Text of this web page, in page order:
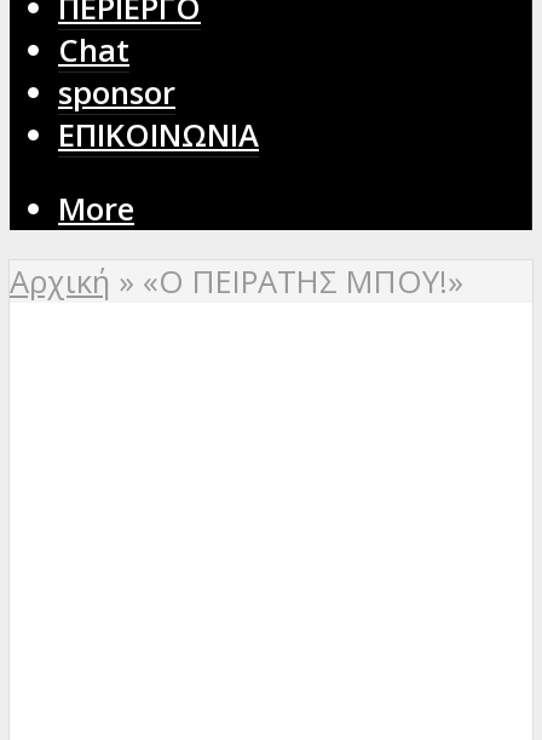
Chat
sponsor
ΕΠΙΚΟΙΝΩΝΙΑ
More
Αρχική » «Ο ΠΕΙΡΑΤΗΣ ΜΠΟΥ!»